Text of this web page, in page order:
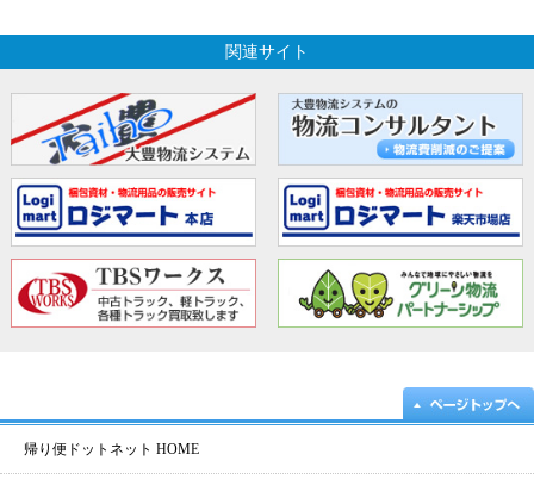
関連サイト
帰り便ドットネット HOME